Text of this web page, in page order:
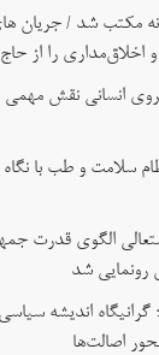
مکتب شد / جریان
اخلاق‌مداری را از حاج
انسانی نقش مهمی
سلامت و طب با
الگوی قدرت
رونمایی شد
گرانیگاه اندیشه
اصالت‌ها